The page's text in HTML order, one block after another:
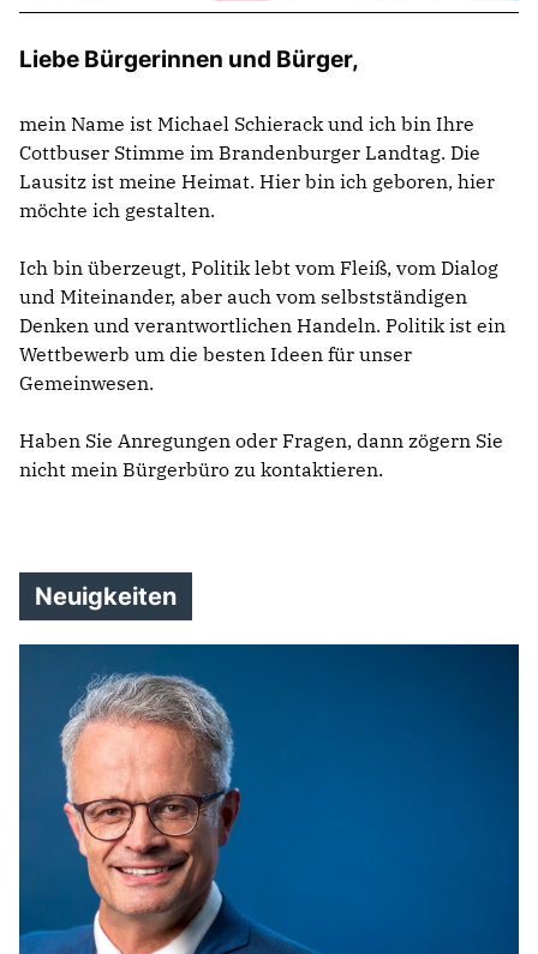
Liebe Bürgerinnen und Bürger,
mein Name ist Michael Schierack und ich bin Ihre
Cottbuser Stimme im Brandenburger Landtag. Die
Lausitz ist meine Heimat. Hier bin ich geboren, hier
möchte ich gestalten.
Ich bin überzeugt, Politik lebt vom Fleiß, vom Dialog
und Miteinander, aber auch vom selbstständigen
Denken und verantwortlichen Handeln. Politik ist ein
Wettbewerb um die besten Ideen für unser
Gemeinwesen.
Haben Sie Anregungen oder Fragen, dann zögern Sie
nicht mein Bürgerbüro zu kontaktieren.
Neuigkeiten